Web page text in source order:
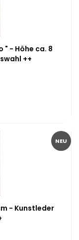
" - Höhe ca. 8
++
NEU
- Kunstleder